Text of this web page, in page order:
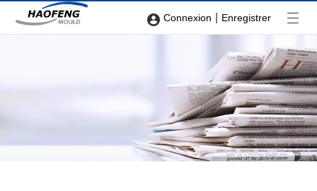
Connexion Enregistrer